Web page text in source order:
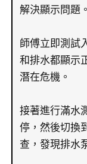
解決顯示問題
師傅立即測試
和排水都顯示
潛在危機。
接著進行滿水
停，然後切換
查，發現排水